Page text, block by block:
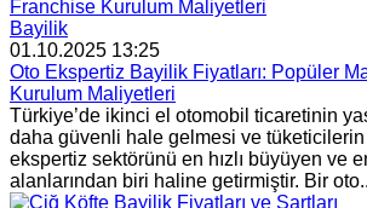
Bayilik
01.10.2025 13:25
Oto Ekspertiz Bayilik Fiyatları: Popüler
Kurulum Maliyetleri
Türkiye’de ikinci el otomobil ticaretinin
daha güvenli hale gelmesi ve
ekspertiz sektörünü en hızlı büyüyen ve
alanlarından biri haline getirmiştir. Bir